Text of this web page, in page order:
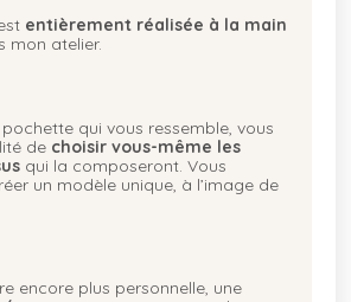
entièrement réalisée à la main
mon atelier.
qui vous ressemble, vous
de choisir vous-même les
qui la composeront. Vous
un modèle unique, à l’image de
encore plus personnelle, une